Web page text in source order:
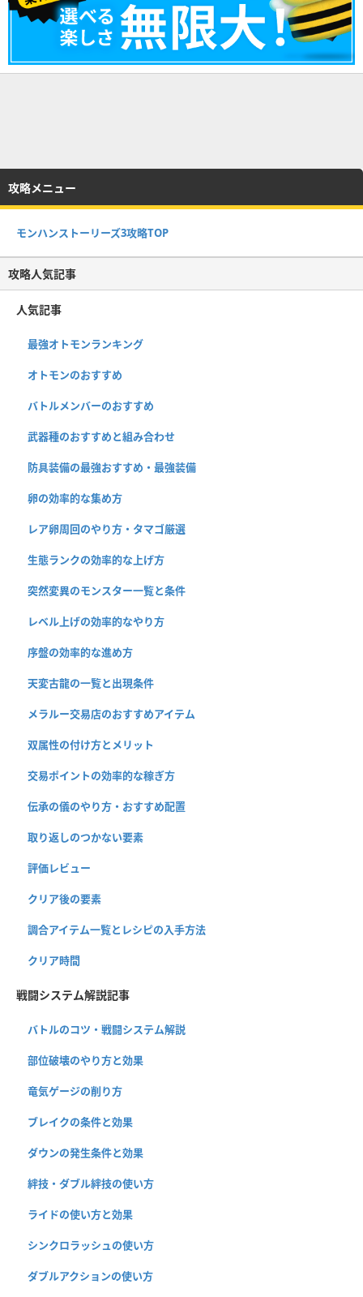
攻略メニュー
モンハンストーリーズ3攻略TOP
攻略人気記事
人気記事
最強オトモンランキング
オトモンのおすすめ
バトルメンバーのおすすめ
武器種のおすすめと組み合わせ
防具装備の最強おすすめ・最強装備
卵の効率的な集め方
レア卵周回のやり方・タマゴ厳選
生態ランクの効率的な上げ方
突然変異のモンスター一覧と条件
レベル上げの効率的なやり方
序盤の効率的な進め方
天変古龍の一覧と出現条件
メラルー交易店のおすすめアイテム
双属性の付け方とメリット
交易ポイントの効率的な稼ぎ方
伝承の儀のやり方・おすすめ配置
取り返しのつかない要素
評価レビュー
クリア後の要素
調合アイテム一覧とレシピの入手方法
クリア時間
戦闘システム解説記事
バトルのコツ・戦闘システム解説
部位破壊のやり方と効果
竜気ゲージの削り方
ブレイクの条件と効果
ダウンの発生条件と効果
絆技・ダブル絆技の使い方
ライドの使い方と効果
シンクロラッシュの使い方
ダブルアクションの使い方